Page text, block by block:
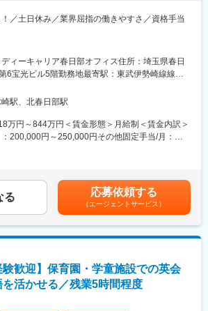
／土日休み／業界屈指の働きやすさ／資格手当
・医療・福祉分野で多岐に渡る事業展開を行っ
大人の発達障害専門の就労移行支援業務(就職ま
ップ研修後/適正職種を見つけ就職のサポート支援
ます。
業務業務をお任せします：
無理のない範囲からお任せしていきますー
の作成
育成 等
雑談し合う職場ですー
理責任者：１名（女性）
男性）
ィーキャリア春日部オフィス住所：埼玉県春日
対策：屋内全面禁煙
駅、北春日部駅
万円～844万円＜賃金形態＞月給制＜賃金内訳＞
200,000円～250,000円その他固定手当/月：
手当＞有＜給与補足＞前職の給与を考慮し提示年
。・賞与2回（前年度実績）■固定手当の内訳資格
能力手当：20,000~190,000 役職手当：
固定残業：20,000~20,000 賃金はあくまでも目
選考を通じて上下する可能性があります。月給
る 応募依頼する
（エージェントサービス）
験歓迎】保育園・学童施設での英会
活かせる／残業5時間程度